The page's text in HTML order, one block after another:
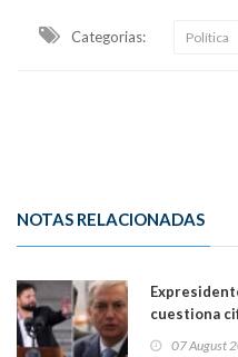
Categorias: Política
NOTAS RELACIONADAS
cuestiona
07 August